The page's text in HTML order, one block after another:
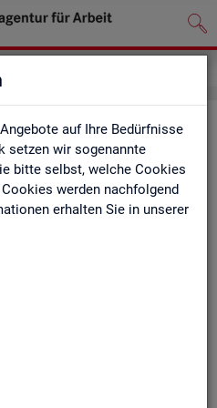
auf Ihre Bedürfnisse
setzen wir sogenannte
bitte selbst, welche Cookies
werden nachfolgend
erhalten Sie in unserer
der Bun­
Ar­beit (BA)
Her­aus­ge­ber
für Ar­beit
der BA sowie die Pro­duk­te
geis­ti­gen Ei­gen­tum der BA und